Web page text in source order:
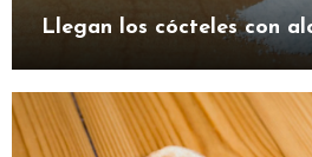
Llegan los cócteles con